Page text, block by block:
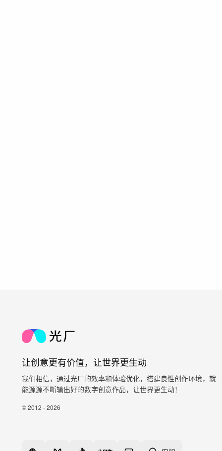
让创意更有价值，让世界更生动
我们相信，通过光厂的效率和体验优化，搭建良性创作环境，就
能源源不断输出好的数字创意作品，让世界更生动！
© 2012 - 2026